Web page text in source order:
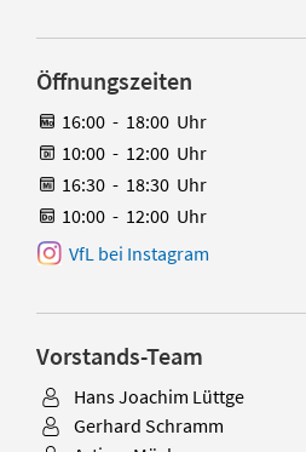
Öffnungszeiten
16:00 - 18:00 Uhr
10:00 - 12:00 Uhr
16:30 - 18:30 Uhr
10:00 - 12:00 Uhr
VfL bei Instagram
Vorstands-Team
Hans Joachim Lüttge
Gerhard Schramm